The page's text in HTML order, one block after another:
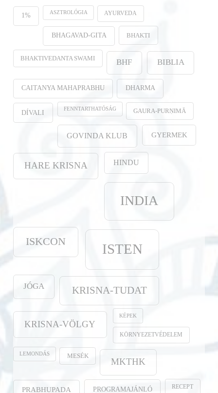
1% ASZTROLÓGIA AYURVEDA
BHAGAVAD-GITA BHAKTI
BHAKTIVEDANTA SWAMI BHF BIBLIA
CAITANYA MAHAPRABHU DHARMA
DÍVALI FENNTARTHATÓSÁG GAURA-PURṆIMĀ
GOVINDA KLUB GYERMEK
HARE KRISNA HINDU
INDIA
ISKCON ISTEN
JÓGA KRISNA-TUDAT
KRISNA-VÖLGY
KÉPEK
KÖRNYEZETVÉDELEM
LEMONDÁS MESÉK
MKTHK
PRABHUPADA PROGRAMAJÁNLÓ RECEPT